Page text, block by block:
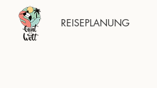
REISEPLANUNG